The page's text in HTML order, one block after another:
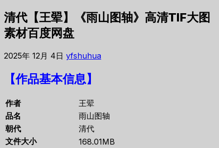
清代【王翚】《雨山图轴》高清TIF大图
素材百度网盘
2025年 12月 4日 yfshuhua
【作品基本信息】
作者
王翚
品名
雨山图轴
朝代
清代
文件大小
168.01MB